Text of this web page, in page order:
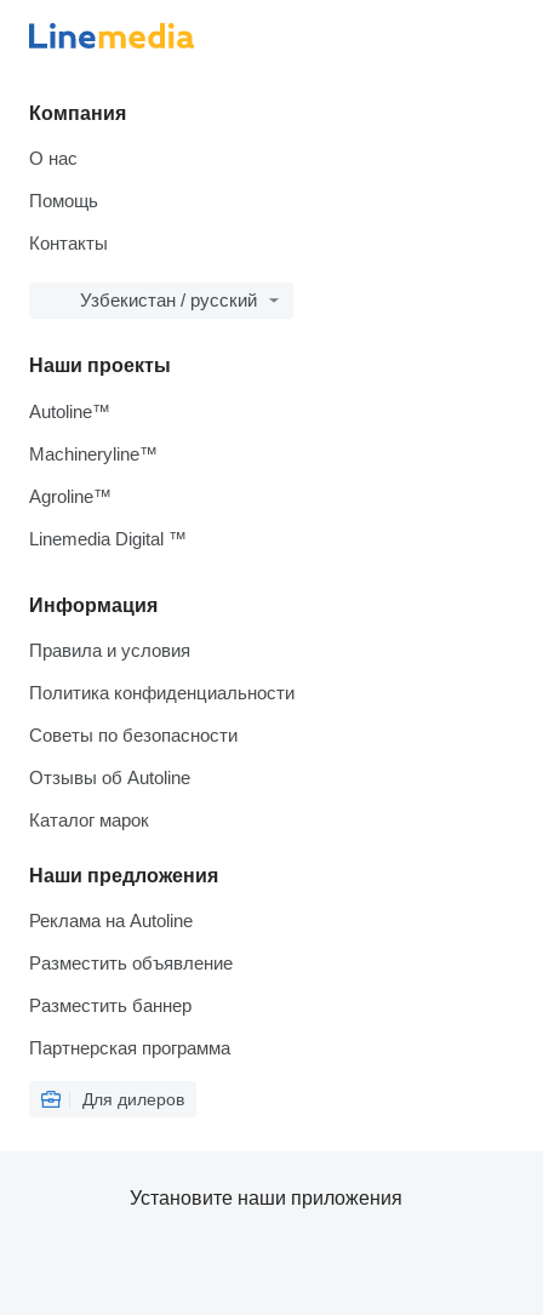
Компания
О нас
Помощь
Контакты
Узбекистан / русский
Информация
Правила и условия
Политика конфиденциальности
Советы по безопасности
Отзывы об Autoline
Каталог марок
Наши предложения
Реклама на Autoline
Разместить объявление
Разместить баннер
Партнерская программа
Для дилеров
Наши проекты
Autoline™
Machineryline™
Agroline™
Linemedia Digital ™
Установите наши приложения